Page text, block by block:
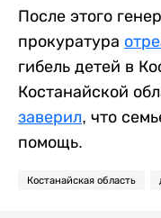
После этого
прокуратура
гибель детей в
Костанайской
заверил, что
помощь.
Костанайская область